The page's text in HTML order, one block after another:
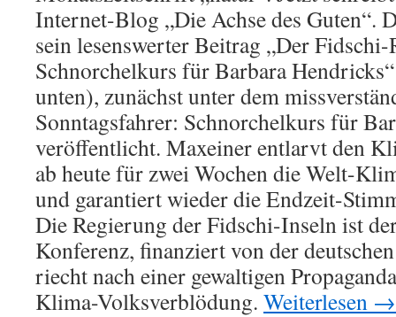
Internet-Blog „Die Achse des Guten“.
sein lesenswerter Beitrag „Der
Schnorchelkurs für Barbara
unten), zunächst unter dem
Sonntagsfahrer: Schnorchelkurs für
veröffentlicht. Maxeiner entlarvt den
ab heute für zwei Wochen die Welt-
und garantiert wieder die Endzeit-
Die Regierung der Fidschi-Inseln ist
Konferenz, finanziert von der
riecht nach einer gewaltigen
Klima-Volksverblödung. Weiterlesen →